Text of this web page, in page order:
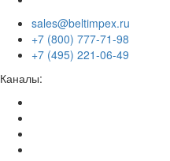
sales@beltimpex.ru
+7 (800) 777-71-98
+7 (495) 221-06-49
Каналы: